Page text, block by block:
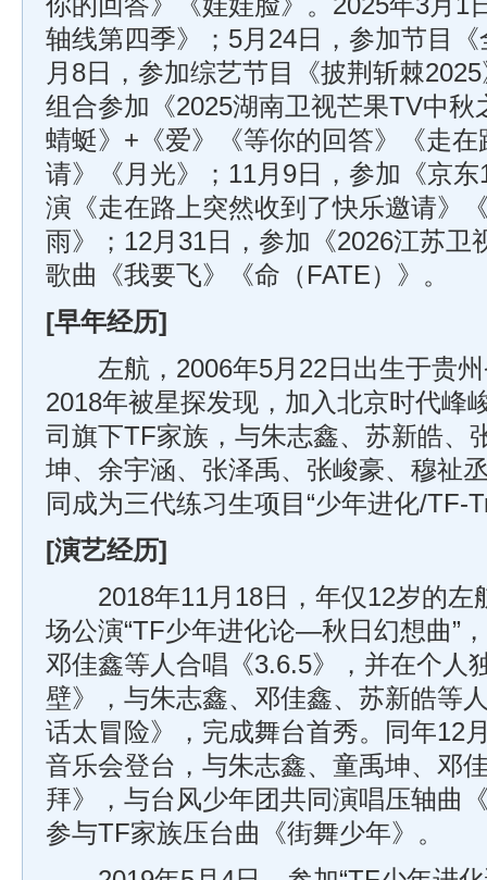
轴线第四季》；5月24日，参加节目
月8日，参加综艺节目《披荆斩棘
组合参加《2025湖南卫视芒果TV中秋
蜻蜓》+《爱》《等你的回答》《走
请》《月光》；11月9日，参加《京
演《走在路上突然收到了快乐邀请》
雨》；12月31日，参加《2026江苏卫
歌曲《我要飞》《命（FATE）》。
[早年经历]
左航，2006年5月22日出生于贵州
2018年被星探发现，加入北京时代峰
司旗下TF家族，与朱志鑫、苏新皓、
坤、余宇涵、张泽禹、张峻豪、穆祉
同成为三代练习生项目“少年进化/TF-
[演艺经历]
2018年11月18日，年仅12岁的左
场公演“TF少年进化论—秋日幻想曲”
邓佳鑫等人合唱《3.6.5》，并在个人
壁》，与朱志鑫、邓佳鑫、苏新皓等
话太冒险》，完成舞台首秀。同年12
音乐会登台，与朱志鑫、童禹坤、邓
拜》，与台风少年团共同演唱压轴曲
参与TF家族压台曲《街舞少年》。